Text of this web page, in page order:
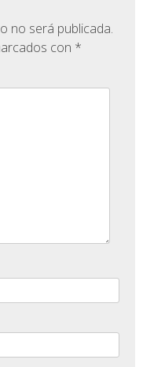
no será publicada.
con *